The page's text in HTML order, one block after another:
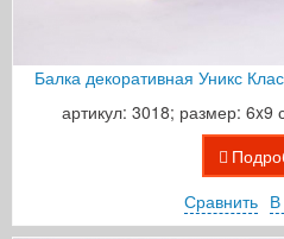
Балка декоративная Уникс
артикул: 3018; размер: 6x9
Сравнить В